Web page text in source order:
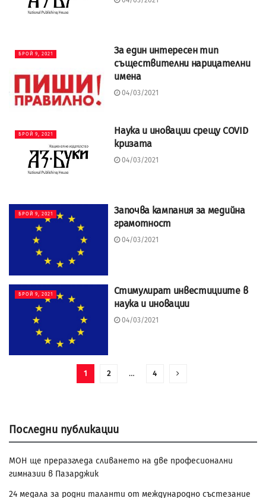
БРОЙ 9, 2021
За един интересен тип
съществителни нарицателни
имена
04/03/2021
БРОЙ 9, 2021
Наука и иновации срещу COVID
кризата
04/03/2021
БРОЙ 9, 2021
Започва кампания за медийна
грамотност
04/03/2021
БРОЙ 9, 2021
Стимулират инвестициите в
наука и иновации
04/03/2021
1 2 … 4
Последни публикации
МОН ще преразгледа сливането на две професионални
гимназии в Пазарджик
24 медала за родни таланти от международно състезание